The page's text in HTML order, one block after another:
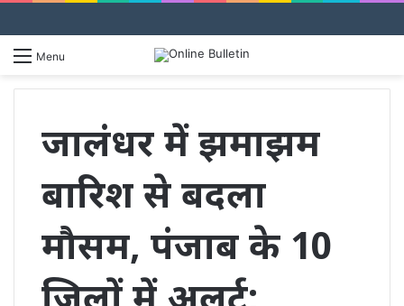
Menu
जालंधर में झमाझम
बारिश से बदला
मौसम, पंजाब के 10